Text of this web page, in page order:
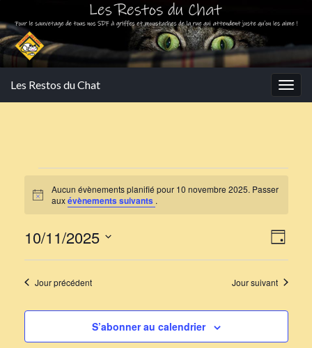
Les Restos du Chat
Évènements for 10
Notice
Aucun évènements planifié pour 10 novembre 2025. Passer
auxévènements suivants .
par
Jour
10/11/2025
date.
Jour précédent Jour suivant
S’abonner au calendrier